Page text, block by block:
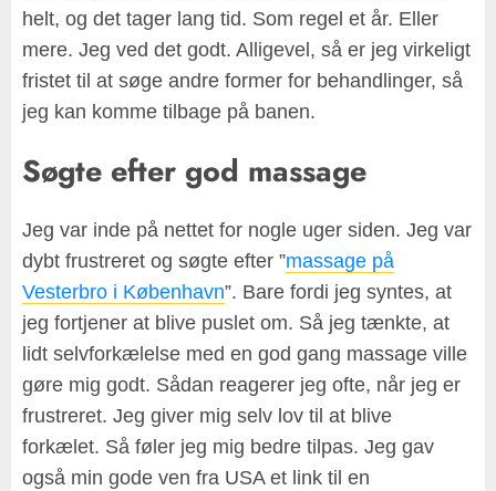
helt, og det tager lang tid. Som regel et år. Eller
mere. Jeg ved det godt. Alligevel, så er jeg virkeligt
fristet til at søge andre former for behandlinger, så
jeg kan komme tilbage på banen.
Søgte efter god massage
Jeg var inde på nettet for nogle uger siden. Jeg var
dybt frustreret og søgte efter ”massage på
Vesterbro i København”. Bare fordi jeg syntes, at
jeg fortjener at blive puslet om. Så jeg tænkte, at
lidt selvforkælelse med en god gang massage ville
gøre mig godt. Sådan reagerer jeg ofte, når jeg er
frustreret. Jeg giver mig selv lov til at blive
forkælet. Så føler jeg mig bedre tilpas. Jeg gav
også min gode ven fra USA et link til en